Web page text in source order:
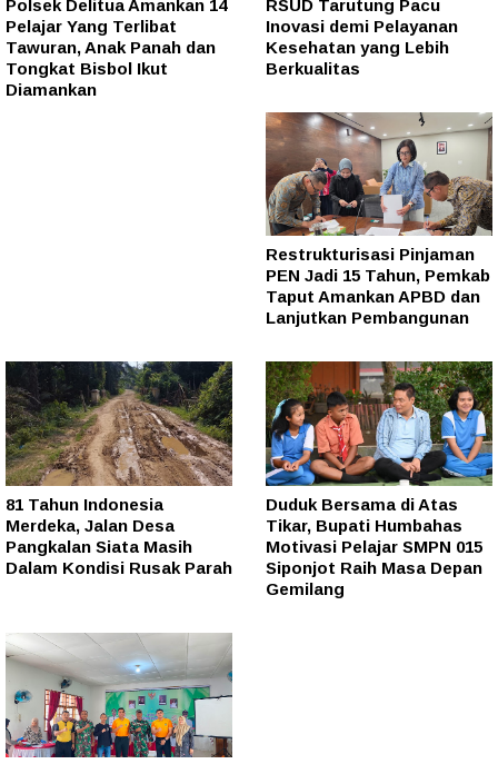
Polsek Delitua Amankan 14
Pelajar Yang Terlibat
Tawuran, Anak Panah dan
Tongkat Bisbol Ikut
Diamankan
RSUD Tarutung Pacu
Inovasi demi Pelayanan
Kesehatan yang Lebih
Berkualitas
Restrukturisasi Pinjaman
PEN Jadi 15 Tahun, Pemkab
Taput Amankan APBD dan
Lanjutkan Pembangunan
81 Tahun Indonesia
Merdeka, Jalan Desa
Pangkalan Siata Masih
Dalam Kondisi Rusak Parah
Duduk Bersama di Atas
Tikar, Bupati Humbahas
Motivasi Pelajar SMPN 015
Siponjot Raih Masa Depan
Gemilang